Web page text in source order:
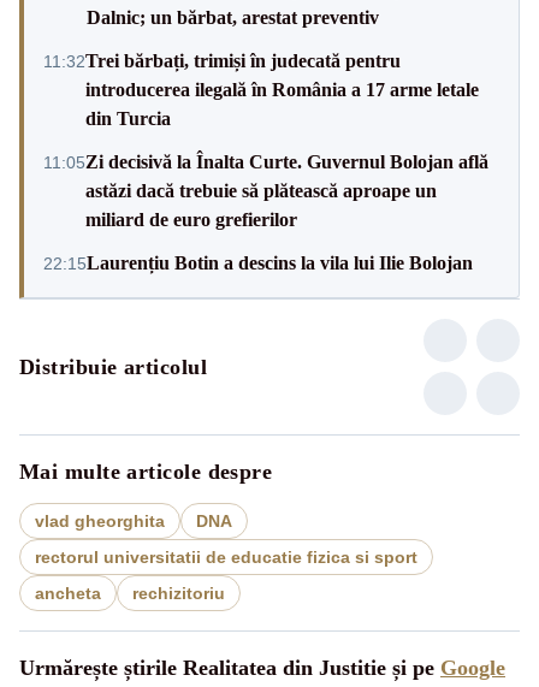
Dalnic; un bărbat, arestat preventiv
11:32Trei bărbați, trimiși în judecată pentru
introducerea ilegală în România a 17 arme letale
din Turcia
11:05Zi decisivă la Înalta Curte. Guvernul Bolojan află
astăzi dacă trebuie să plătească aproape un
miliard de euro grefierilor
22:15Laurențiu Botin a descins la vila lui Ilie Bolojan
Distribuie articolul
Mai multe articole despre
vlad gheorghita
DNA
rectorul universitatii de educatie fizica si sport
ancheta
rechizitoriu
Urmărește știrile Realitatea din Justitie și pe Google